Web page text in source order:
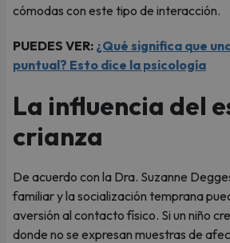
cómodas con este tipo de interacción.
PUEDES VER: ¿Qué significa que
puntual? Esto dice la psicología
La influencia del
crianza
De acuerdo con la Dra. Suzanne
familiar y la socialización temprana
aversión al contacto físico. Si un niño
donde no se expresan muestras de